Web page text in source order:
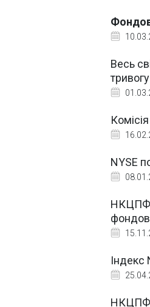
Весь
тривогу
NYSE
НКЦПФР
Індекс
НКЦПФР